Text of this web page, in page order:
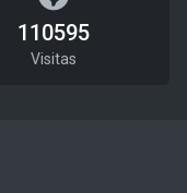
110595
Visitas